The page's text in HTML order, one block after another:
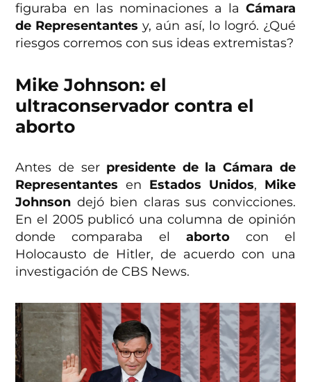
figuraba en las nominaciones a la Cámara
de Representantes y, aún así, lo logró. ¿Qué
riesgos corremos con sus ideas extremistas?
Mike Johnson: el
ultraconservador contra el
aborto
Antes de ser presidente de la Cámara de
Representantes en Estados Unidos, Mike
Johnson dejó bien claras sus convicciones.
En el 2005 publicó una columna de opinión
donde comparaba el abortocon el
Holocausto de Hitler, de acuerdo con una
investigación de CBS News.